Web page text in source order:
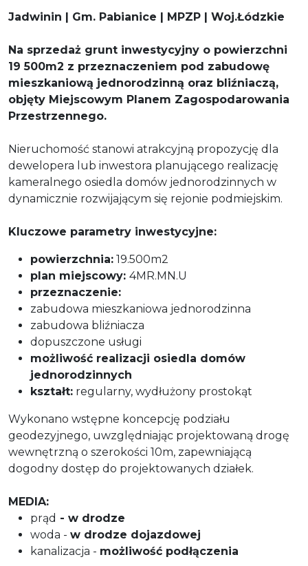
Jadwinin | Gm. Pabianice | MPZP | Woj.Łódzkie
Na sprzedaż grunt inwestycyjny o powierzchni
19 500m2 z przeznaczeniem pod zabudowę
mieszkaniową jednorodzinną oraz bliźniaczą,
objęty Miejscowym Planem Zagospodarowania
Przestrzennego.
Nieruchomość stanowi atrakcyjną propozycję dla
dewelopera lub inwestora planującego realizację
kameralnego osiedla domów jednorodzinnych w
dynamicznie rozwijającym się rejonie podmiejskim.
Kluczowe parametry inwestycyjne:
powierzchnia: 19.500m2
plan miejscowy: 4MR.MN.U
przeznaczenie:
zabudowa mieszkaniowa jednorodzinna
zabudowa bliźniacza
dopuszczone usługi
możliwość realizacji osiedla domów
jednorodzinnych
kształt: regularny, wydłużony prostokąt
Wykonano wstępne koncepcję podziału
geodezyjnego, uwzględniając projektowaną drogę
wewnętrzną o szerokości 10m, zapewniającą
dogodny dostęp do projektowanych działek.
MEDIA:
prąd - w drodze
woda - w drodze dojazdowej
kanalizacja - możliwość podłączenia